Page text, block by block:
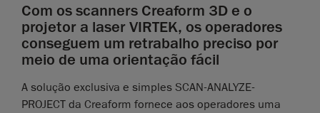
Com os scanners Creaform 3D e o
projetor a laser VIRTEK, os operadores
conseguem um retrabalho preciso por
meio de uma orientação fácil
A solução exclusiva e simples SCAN-ANALYZE-
PROJECT da Creaform fornece aos operadores uma